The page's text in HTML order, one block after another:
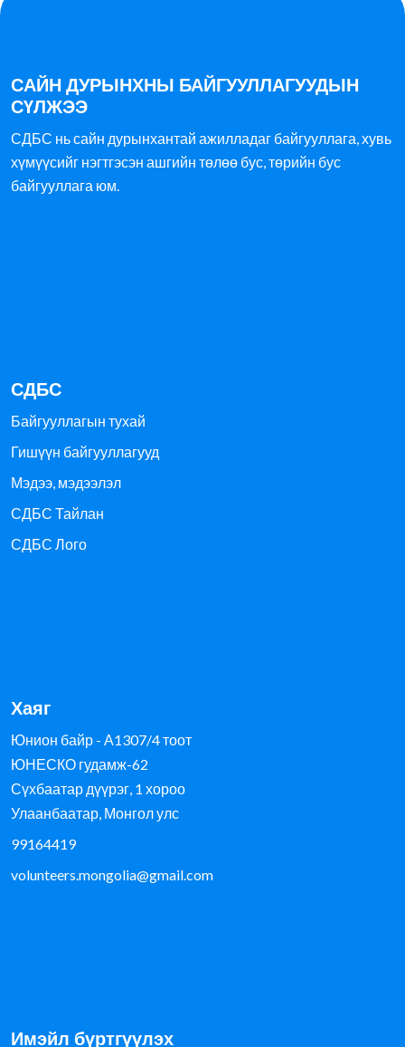
САЙН ДУРЫНХНЫ БАЙГУУЛЛАГУУДЫН
СҮЛЖЭЭ
СДБС нь сайн дурынхантай ажилладаг байгууллага, хувь
хүмүүсийг нэгтгэсэн ашгийн төлөө бус, төрийн бус
байгууллага юм.
СДБС
Байгууллагын тухай
Гишүүн байгууллагууд
Мэдээ, мэдээлэл
СДБС Тайлан
СДБС Лого
Хаяг
Юнион байр - А1307/4 тоот
ЮНЕСКО гудамж-62
Сүхбаатар дүүрэг, 1 хороо
Улаанбаатар, Монгол улс
99164419
volunteers.mongolia@gmail.com
Имэйл бүртгүүлэх